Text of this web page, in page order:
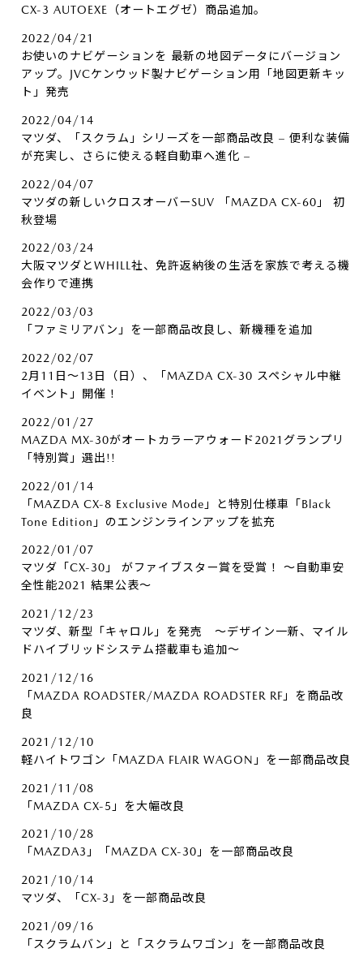
CX-3 AUTOEXE（オートエグゼ）商品追加。
2022/04/21
お使いのナビゲーションを 最新の地図データにバージョン
アップ。JVCケンウッド製ナビゲーション用「地図更新キッ
ト」発売
2022/04/14
マツダ、「スクラム」シリーズを一部商品改良 – 便利な装備
が充実し、さらに使える軽自動車へ進化 –
2022/04/07
マツダの新しいクロスオーバーSUV 「MAZDA CX-60」 初
秋登場
2022/03/24
大阪マツダとWHILL社、免許返納後の生活を家族で考える機
会作りで連携
2022/03/03
「ファミリアバン」を一部商品改良し、新機種を追加
2022/02/07
2月11日～13日（日）、「MAZDA CX-30 スペシャル中継
イベント」開催！
2022/01/27
MAZDA MX-30がオートカラーアウォード2021グランプリ
「特別賞」選出!!
2022/01/14
「MAZDA CX-8 Exclusive Mode」と特別仕様車「Black
Tone Edition」のエンジンラインアップを拡充
2022/01/07
マツダ「CX-30」 がファイブスター賞を受賞！ ～自動車安
全性能2021 結果公表～
2021/12/23
マツダ、新型「キャロル」を発売 ～デザイン一新、マイル
ドハイブリッドシステム搭載車も追加～
2021/12/16
「MAZDA ROADSTER/MAZDA ROADSTER RF」を商品改
良
2021/12/10
軽ハイトワゴン「MAZDA FLAIR WAGON」を一部商品改良
2021/11/08
「MAZDA CX-5」を大幅改良
2021/10/28
「MAZDA3」「MAZDA CX-30」を一部商品改良
2021/10/14
マツダ、「CX-3」を一部商品改良
2021/09/16
「スクラムバン」と「スクラムワゴン」を一部商品改良